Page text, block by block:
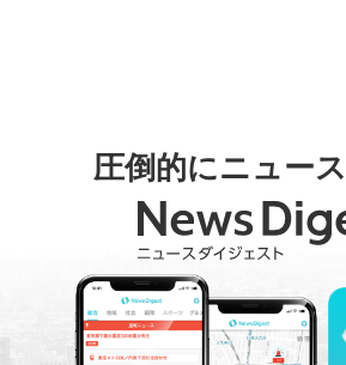
圧倒的にニュー